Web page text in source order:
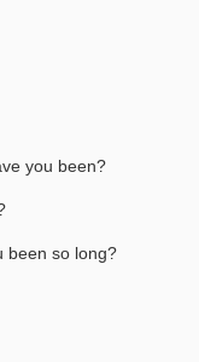
you been?
been so long?